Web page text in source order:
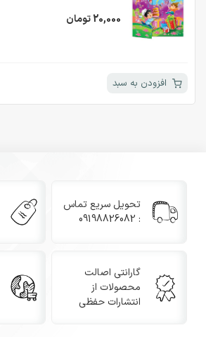
20,000 تومان
افزودن به سبد
تحویل سریع تماس
: 09198826082
گارانتی اصالت
محصولات از
انتشارات حفظی